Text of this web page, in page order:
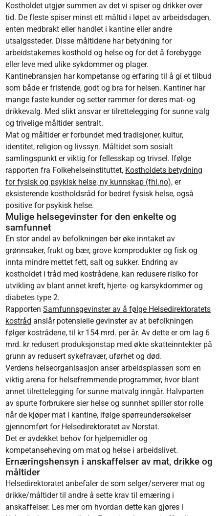
Kostholdet utgjør summen av det vi spiser og drikker over
tid. De fleste spiser minst ett måltid i løpet av arbeidsdagen,
enten medbrakt eller handlet i kantine eller andre
utsalgssteder. Disse måltidene har betydning for
arbeidstakernes kosthold og helse og for det å forebygge
eller leve med ulike sykdommer og plager.
Kantinebransjen har kompetanse og erfaring til å gi et tilbud
som både er fristende, godt og bra for helsen. Kantiner har
mange faste kunder og setter rammer for deres mat- og
drikkevalg. Med slikt ansvar er tilrettelegging for sunne valg
og trivelige måltider sentralt.
Mat og måltider er forbundet med tradisjoner, kultur,
identitet, religion og livssyn. Måltidet som sosialt
samlingspunkt er viktig for fellesskap og trivsel. Ifølge
rapporten fra Folkehelseinstituttet, Kostholdets betydning
for fysisk og psykisk helse, ny kunnskap (fhi.no), er
eksisterende kostholdsråd for bedret fysisk helse, også
positive for psykisk helse.
Mulige helsegevinster for den enkelte og
samfunnet
En stor andel av befolkningen bør øke inntaket av
grønnsaker, frukt og bær, grove kornprodukter og fisk og
innta mindre mettet fett, salt og sukker. Endring av
kostholdet i tråd med kostrådene, kan redusere risiko for
utvikling av blant annet kreft, hjerte- og karsykdommer og
diabetes type 2.
RapportenSamfunnsgevinster av å følge Helsedirektoratets
kostråd anslår potensielle gevinster av at befolkningen
følger kostrådene, til kr 154 mrd. per år. Av dette er om lag 6
mrd. kr redusert produksjonstap med økte skatteinntekter på
grunn av redusert sykefravær, uførhet og død.
Verdens helseorganisasjon anser arbeidsplassen som en
viktig arena for helsefremmende programmer, hvor blant
annet tilrettelegging for sunne matvalg inngår. Halvparten
av spurte forbrukere sier helse og sunnhet spiller stor rolle
når de kjøper mat i kantine, ifølge spørreundersøkelser
gjennomført for Helsedirektoratet av Norstat.
Det er avdekket behov for hjelpemidler og
kompetanseheving om mat og helse i arbeidslivet.
Ernæringshensyn i anskaffelser av mat, drikke og
måltider
Helsedirektoratet anbefaler de som selger/serverer mat og
drikke/måltider til andre å sette krav til ernæring i
anskaffelser. Les mer om hvordan dette kan gjøres i